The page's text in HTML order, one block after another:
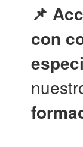
📌
con